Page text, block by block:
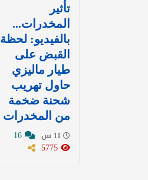
تأثير
المخدرات...
بالفيديو: لحظة
القبض على
طيار ماليزي
حاول تهريب
شحنة ضخمة
من المخدرات